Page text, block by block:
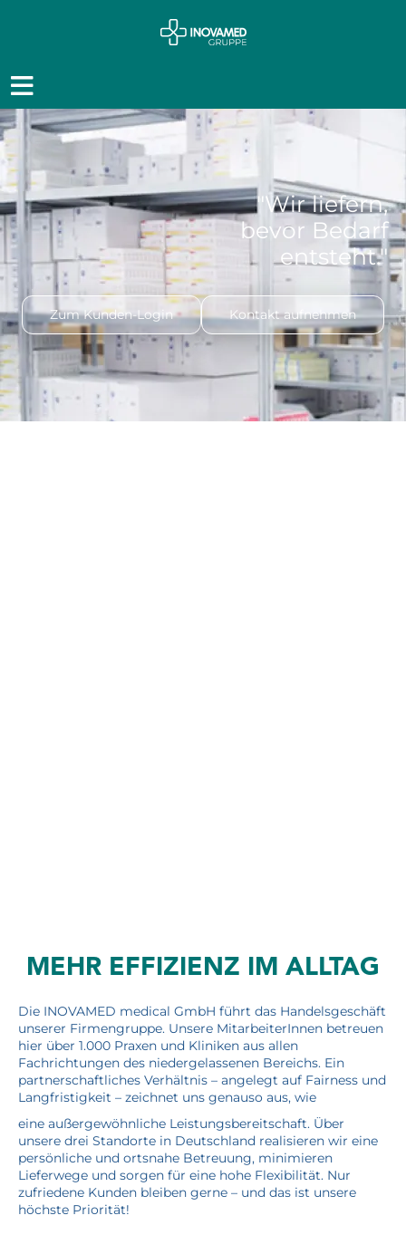
"Wir liefern,
bevor Bedarf
entsteht."
Zum Kunden-Login Kontakt aufnehmen
MEHR EFFIZIENZ IM ALLTAG
Die INOVAMED medical GmbH führt das Handelsgeschäft
unserer Firmengruppe. Unsere MitarbeiterInnen betreuen
hier über 1.000 Praxen und Kliniken aus allen
Fachrichtungen des niedergelassenen Bereichs. Ein
partnerschaftliches Verhältnis – angelegt auf Fairness und
Langfristigkeit – zeichnet uns genauso aus, wie
eine außergewöhnliche Leistungsbereitschaft. Über
unsere drei Standorte in Deutschland realisieren wir eine
persönliche und ortsnahe Betreuung, minimieren
Lieferwege und sorgen für eine hohe Flexibilität. Nur
zufriedene Kunden bleiben gerne – und das ist unsere
höchste Priorität!